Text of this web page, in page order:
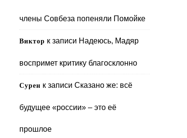
члены Совбеза попеняли Помойке
Виктор к записи Надеюсь, Мадяр
воспримет критику благосклонно
Сурен к записи Сказано же: всё
будущее «россии» – это её
прошлое